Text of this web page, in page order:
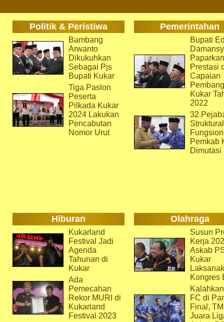
Politik & Peristiwa Pemerintahan
Bambang
Arwanto
Dikukuhkan
Sebagai Pjs
Bupati Kukar
Tiga Paslon
Peserta
Pilkada Kukar
2024 Lakukan
Pencabutan
Nomor Urut
Bupati
Paparkan
Prestasi
Capaian
Kukar
2022
32
Pemkab
Dimutasi
Hiburan Olahraga
Kukarland
Festival Jadi
Agenda
Tahunan di
Kukar
Ada
Pemecahan
Rekor MURI di
Kukarland
Festival 2023
Susun
Kerja
Askab
Kukar
Kongres
FC di
Final,
Juara